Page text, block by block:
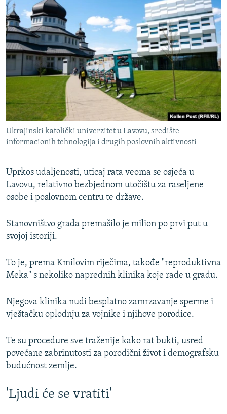
Ukrajinski katolički univerzitet u Lavovu, središte
informacionih tehnologija i drugih poslovnih aktivnosti
Uprkos udaljenosti, uticaj rata veoma se osjeća u
Lavovu, relativno bezbjednom utočištu za raseljene
osobe i poslovnom centru te države.
Stanovništvo grada premašilo je milion po prvi put u
svojoj istoriji.
To je, prema Kmilovim riječima, takođe "reproduktivna
Meka" s nekoliko naprednih klinika koje rade u gradu.
Njegova klinika nudi besplatno zamrzavanje sperme i
vještačku oplodnju za vojnike i njihove porodice.
Te su procedure sve traženije kako rat bukti, usred
povećane zabrinutosti za porodični život i demografsku
budućnost zemlje.
'Ljudi će se vratiti'